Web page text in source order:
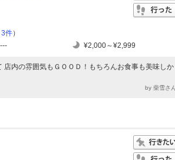
3件）
¥2,000～¥2,999
店内の雰囲気もＧＯＯＤ！もちろんお食事も美味しか
by 柴雪さん